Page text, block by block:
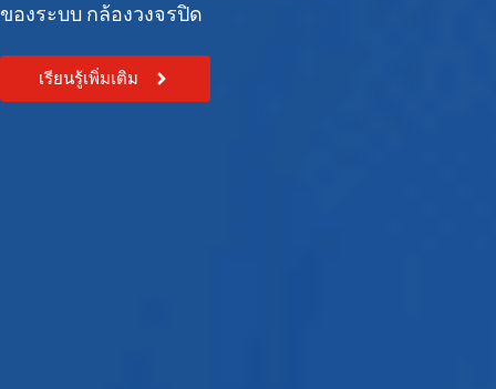
ของระบบ กล้องวงจรปิด
เรียนรู้เพิ่มเติม